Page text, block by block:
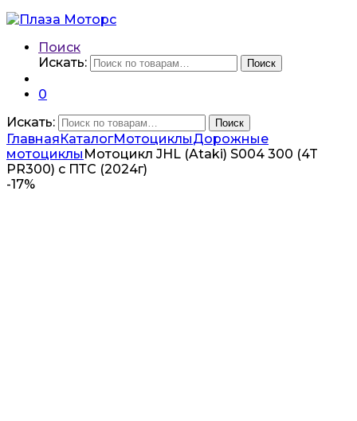
Поиск
Искать:
Поиск
0
Искать:
Поиск
ГлавнаяКаталогМотоциклыДорожные
мотоциклы Мотоцикл JHL (Ataki) S004 300 (4T
PR300) с ПТС (2024г)
-17%